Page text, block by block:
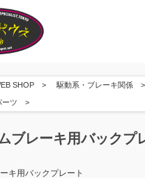
SHOP 駆動系・ブレーキ関係
ーツ
ブレーキ用バックプ
キ用バックプレート